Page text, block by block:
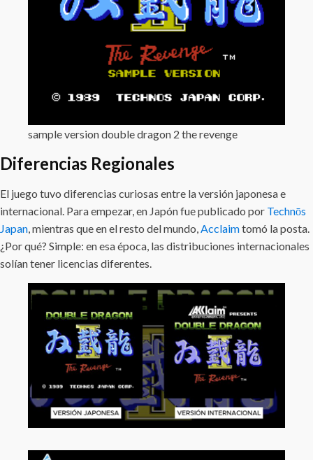
sample version double dragon 2 the revenge
Diferencias Regionales
El juego tuvo diferencias curiosas entre la versión japonesa e
internacional. Para empezar, en Japón fue publicado por Technōs
Japan , mientras que en el resto del mundo, Acclaimtomó la posta.
¿Por qué? Simple: en esa época, las distribuciones internacionales
solían tener licencias diferentes.